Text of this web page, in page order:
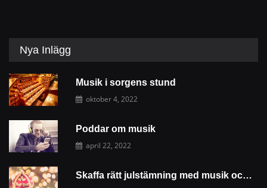
Nya Inlägg
Musik i sorgens stund
oktober 4, 2022
Poddar om musik
april 22, 2022
Skaffa rätt julstämning med musik och dekoration